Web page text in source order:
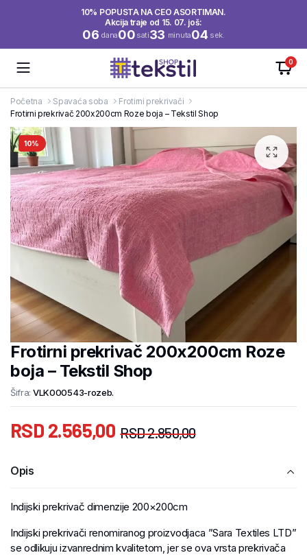
10% POPUSTA NA CEO ASORTIMAN.
Akcija traje od 15. 07. još:
06 dana00 sati33 minuta03 sek.
0
Početna Spavaća soba
Frotirni prekrivači
Frotirni prekrivač 200x200cm Roze boja – Tekstil Shop
10%
Frotirni prekrivač 200x200cm Roze
boja – Tekstil Shop
Šifra: VLK000543-rozeb.
RSD2.850,00
RSD 2.565,00
Opis
Indijski prekrivač dimenzije 200×200cm
Indijski prekrivači renomiranog proizvodjaca ”Sara Textiles LTD”
se odlikuju izvanrednim kvalitetom, jer se ova vrsta prekrivača